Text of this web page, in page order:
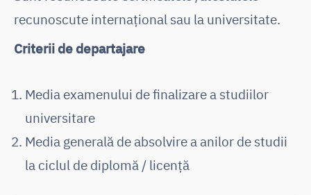
recunoscute internaţional sau la universitate.
Criterii de departajare
Media examenului de finalizare a studiilor
universitare
Media generală de absolvire a anilor de studii
la ciclul de diplomă / licență